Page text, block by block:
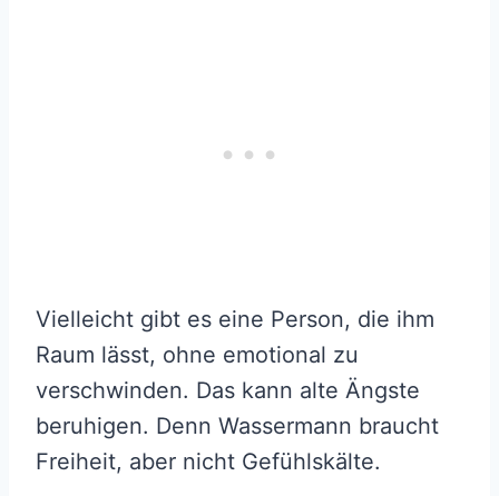
Vielleicht gibt es eine Person, die ihm
Raum lässt, ohne emotional zu
verschwinden. Das kann alte Ängste
beruhigen. Denn Wassermann braucht
Freiheit, aber nicht Gefühlskälte.